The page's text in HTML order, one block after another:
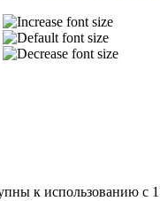
к использованию с 1